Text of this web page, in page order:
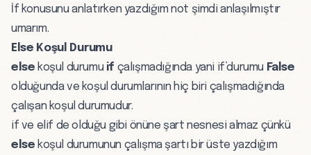
İf konusunu anlatırken yazdığım not şimdi anlaşılmıştır
umarım.
Else Koşul Durumu
else koşul durumu if çalışmadığında yani if’durumu False
olduğunda ve koşul durumlarının hiç biri çalışmadığında
çalışan koşul durumudur.
if ve elif de olduğu gibi önüne şart nesnesi almaz çünkü
else koşul durumunun çalışma şartı bir üste yazdığım